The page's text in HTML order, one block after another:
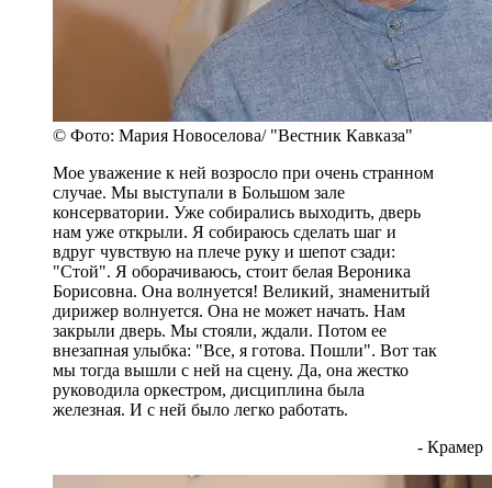
© Фото: Мария Новоселова/ "Вестник Кавказа"
Мое уважение к ней возросло при очень странном
случае. Мы выступали в Большом зале
консерватории. Уже собирались выходить, дверь
нам уже открыли. Я собираюсь сделать шаг и
вдруг чувствую на плече руку и шепот сзади:
"Стой". Я оборачиваюсь, стоит белая Вероника
Борисовна. Она волнуется! Великий, знаменитый
дирижер волнуется. Она не может начать. Нам
закрыли дверь. Мы стояли, ждали. Потом ее
внезапная улыбка: "Все, я готова. Пошли". Вот так
мы тогда вышли с ней на сцену. Да, она жестко
руководила оркестром, дисциплина была
железная. И с ней было легко работать.
- Крамер